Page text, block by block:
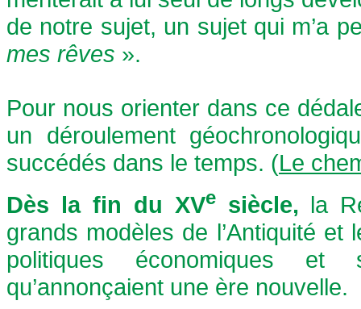
de notre sujet, un sujet qui m’a
mes rêves ».
Pour nous orienter dans ce
un déroulement
succédés dans le temps. (Le
Dès la fin du XVesiècle, la
grands modèles de l’Antiquité
politiques économiques et
qu’annonçaient une ère nouvelle.